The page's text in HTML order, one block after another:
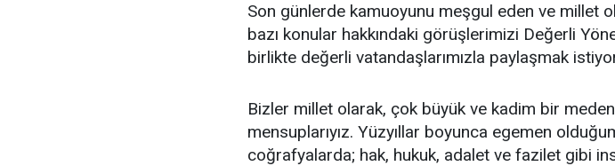
Son günlerde kamuoyunu meşgul eden ve millet
bazı konular hakkındaki görüşlerimizi Değerli
birlikte değerli vatandaşlarımızla paylaşmak
Bizler millet olarak, çok büyük ve kadim bir
mensuplarıyız. Yüzyıllar boyunca egemen
coğrafyalarda; hak, hukuk, adalet ve fazilet gibi